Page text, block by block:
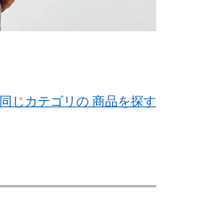
同じカテゴリの 商品を探す